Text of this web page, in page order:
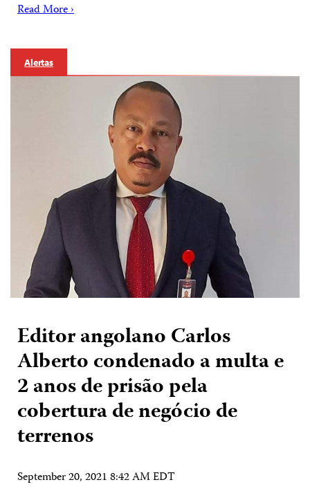
Read More ›
Alertas
Editor angolano Carlos
Alberto condenado a multa e
2 anos de prisão pela
cobertura de negócio de
terrenos
September 20, 2021 8:42 AM EDT